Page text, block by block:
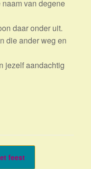
van degene
daar onder uit.
die ander weg en
jezelf aandachtig
feest